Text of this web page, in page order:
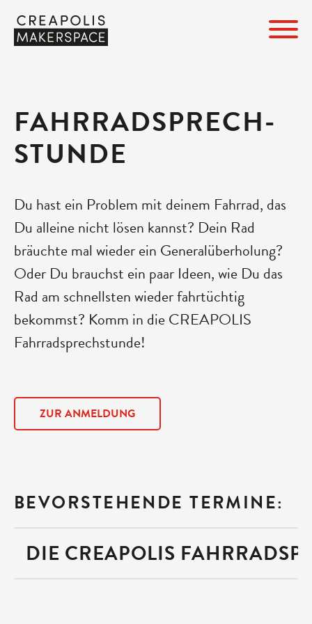
FAHRRAD­SPRECH­
STUNDE
Du hast ein Problem mit deinem Fahrrad, das
Du alleine nicht lösen kannst? Dein Rad
bräuchte mal wieder ein Generalüberholung?
Oder Du brauchst ein paar Ideen, wie Du das
Rad am schnellsten wieder fahrtüchtig
bekommst? Komm in die CREAPOLIS
Fahrradsprechstunde!
ZUR ANMELDUNG
BEVORSTEHENDE TERMINE:
DIE CREAPOLIS